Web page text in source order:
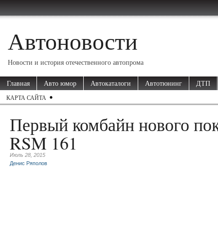
Автоновости
Новости и история отечественного автопрома
Главная Авто юмор Автокаталоги Автотюнинг ДТП
КАРТА САЙТА
Первый комбайн нового
RSM 161
Июль 28, 2015
Денис Ряполов